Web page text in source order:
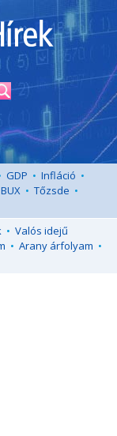
GDP • Infláció •
BUX • Tőzsde •
• Valós idejű
• Arany árfolyam •